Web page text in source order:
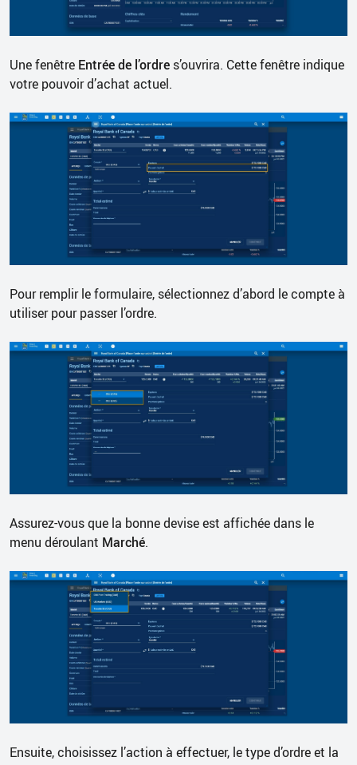
Une fenêtre Entrée de l’ordre s’ouvrira. Cette fenêtre indique
votre pouvoir d’achat actuel.
Pour remplir le formulaire, sélectionnez d’abord le compte à
utiliser pour passer l’ordre.
Assurez-vous que la bonne devise est affichée dans le
menu déroulant Marché.
Ensuite, choisissez l’action à effectuer, le type d’ordre et la